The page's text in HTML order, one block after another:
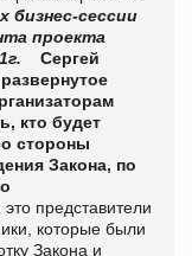
бизнес-сессии
проекта
Сергей
кто будет
стороны
Закона, по
представители
которые были
Закона и